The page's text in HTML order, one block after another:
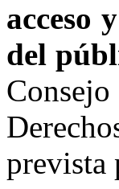
acceso
del
prevista